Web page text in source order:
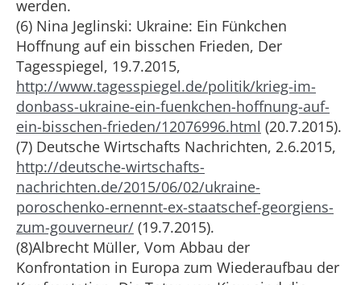
werden.
(6) Nina Jeglinski: Ukraine: Ein Fünkchen
Hoffnung auf ein bisschen Frieden, Der
Tagesspiegel, 19.7.2015,
http://www.tagesspiegel.de/politik/krieg-im-
donbass-ukraine-ein-fuenkchen-hoffnung-auf-
ein-bisschen-frieden/12076996.html (20.7.2015).
(7) Deutsche Wirtschafts Nachrichten, 2.6.2015,
http://deutsche-wirtschafts-
nachrichten.de/2015/06/02/ukraine-
poroschenko-ernennt-ex-staatschef-georgiens-
zum-gouverneur/ (19.7.2015).
(8)Albrecht Müller, Vom Abbau der
Konfrontation in Europa zum Wiederaufbau der